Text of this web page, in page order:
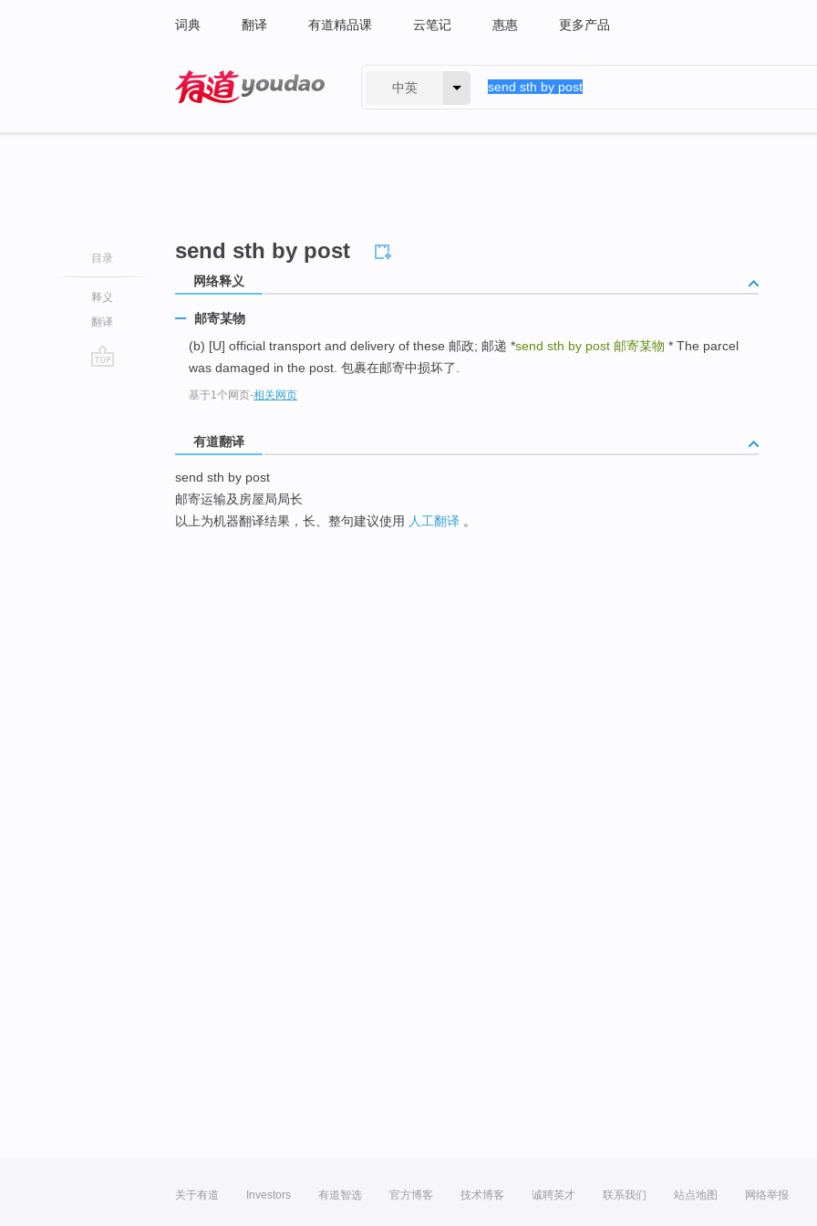
词典 翻译 有道精品课 云笔记 惠惠 更多产品
中英
目录
释义
翻译
send sth by post
网络释义
邮寄某物
(b) [U] official transport and delivery of these 邮政; 邮递 *send sth by post 邮寄某物 * The parcel
was damaged in the post. 包裹在邮寄中损坏了.
基于1个网页-相关网页
有道翻译
send sth by post
邮寄运输及房屋局局长
以上为机器翻译结果，长、整句建议使用 人工翻译 。
关于有道 Investors 有道智选 官方博客 技术博客 诚聘英才 联系我们 站点地图 网络举报